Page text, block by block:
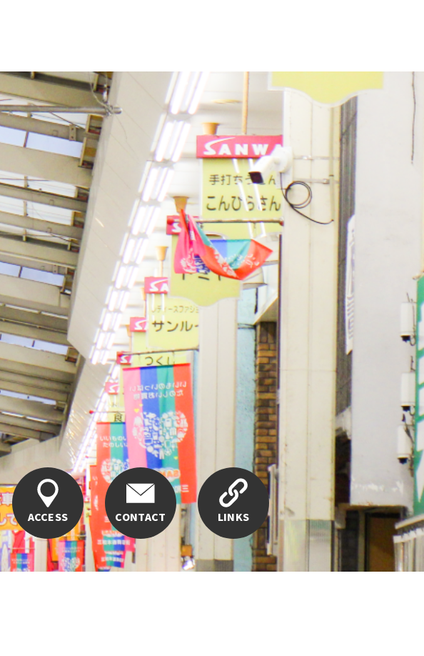
ACCESS CONTACT LINKS